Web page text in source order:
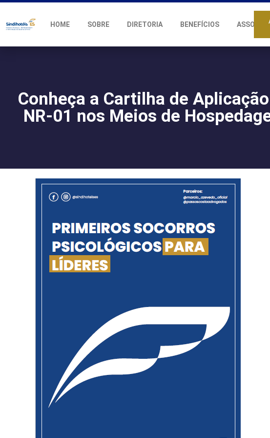
HOME SOBRE DIRETORIA BENEFÍCIOS
Conheça a Cartilha de
NR-01 nos Meios de